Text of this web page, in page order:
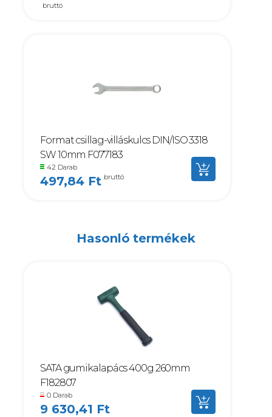
bruttó
Format csillag-villáskulcs DIN/ISO 3318
SW 10mm F077183
42 Darab
497,84 Ft bruttó
Hasonló termékek
SATA gumikalapács 400g 260mm
F182807
0 Darab
9 630,41 Ft